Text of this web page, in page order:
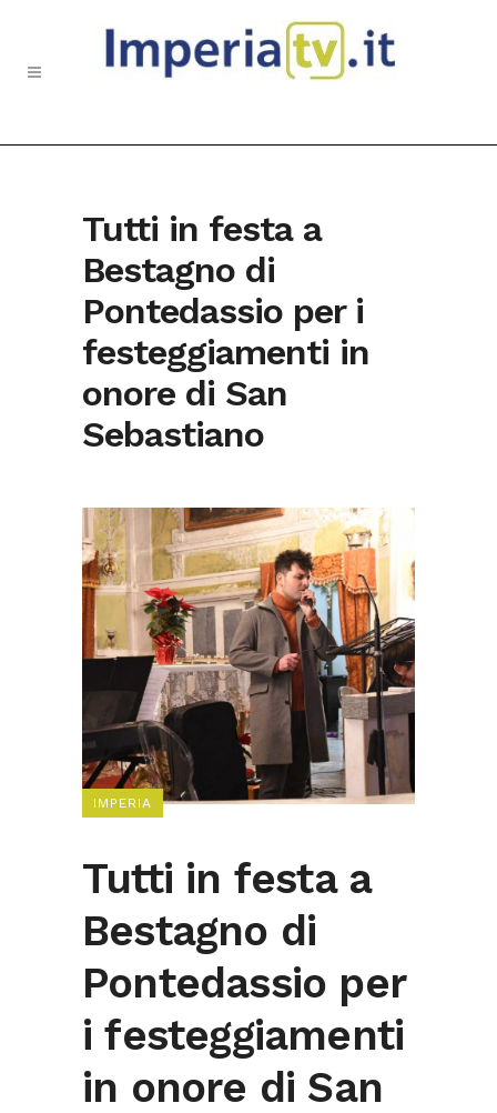
Tutti in festa a
Bestagno di
Pontedassio per i
festeggiamenti in
onore di San
Sebastiano
IMPERIA
Tutti in festa a
Bestagno di
Pontedassio per
i festeggiamenti
in onore di San